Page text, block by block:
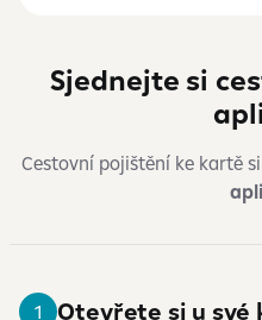
Sjednejte si
Cestovní pojištění ke kartě
Otevřete si u své